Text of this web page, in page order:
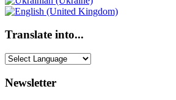
Translate into...
Newsletter